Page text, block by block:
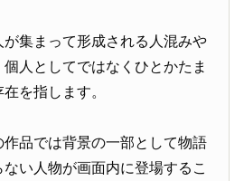
集まって形成される人混みや
人としてではなくひとかたま
を指します。
作品では背景の一部として物語
い人物が画面内に登場するこ